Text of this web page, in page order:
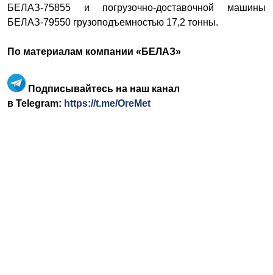
БЕЛАЗ-75855 и погрузочно-доставочной машины
БЕЛАЗ-79550 грузоподъемностью 17,2 тонны.
По материалам компании «БЕЛАЗ»
Подписывайтесь на наш канал
в Telegram: https://t.me/OreMet